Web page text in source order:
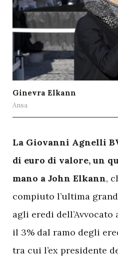
Ginevra Elkann
Ansa
La Giovanni Agnelli
di euro di valore, un
mano a John Elkann,
compiuto l’ultima
agli eredi
il 3% dal ramo degli
tra cui l’ex presidente